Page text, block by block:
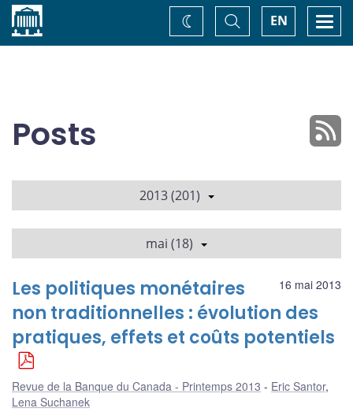
Accueil EN
Basculer
la
recherche
Changez
de
Posts
2013 (201)
mai (18)
16 mai 2013
Les politiques monétaires
non traditionnelles : évolution des
pratiques, effets et coûts potentiels
Revue de la Banque du Canada - Printemps 2013 Eric Santor,
Lena Suchanek